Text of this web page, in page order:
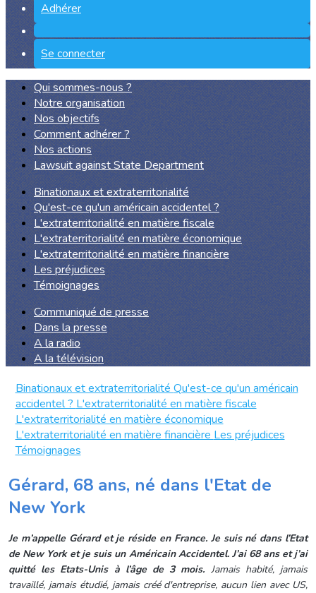
Adhérer
Se connecter
Qui sommes-nous ?
Notre organisation
Nos objectifs
Comment adhérer ?
Nos actions
Lawsuit against State Department
Binationaux et extraterritorialité
Qu'est-ce qu'un américain accidentel ?
L'extraterritorialité en matière fiscale
L'extraterritorialité en matière économique
L'extraterritorialité en matière financière
Les préjudices
Témoignages
Communiqué de presse
Dans la presse
A la radio
A la télévision
Binationaux et extraterritorialité Qu'est-ce qu'un américain
accidentel ? L'extraterritorialité en matière fiscale
L'extraterritorialité en matière économique
L'extraterritorialité en matière financière Les préjudices
Témoignages
Gérard, 68 ans, né dans l'Etat de
New York
Je m’appelle Gérard et je réside en France. Je suis né dans l’Etat
de New York et je suis un Américain Accidentel. J’ai 68 ans et j’ai
quitté les Etats-Unis à l’âge de 3 mois. Jamais habité, jamais
travaillé, jamais étudié, jamais créé d'entreprise, aucun lien avec US,